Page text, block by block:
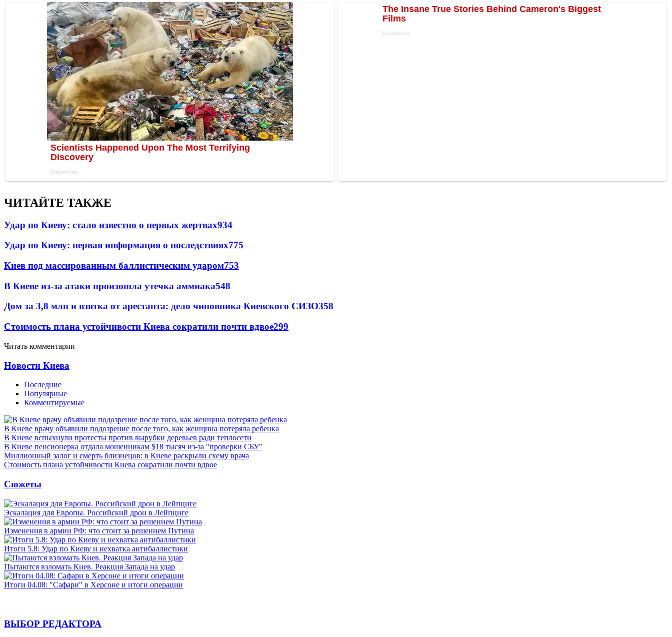
ЧИТАЙТЕ ТАКЖЕ
Удар по Киеву: стало известно о первых жертвах934
Удар по Киеву: первая информация о последствиях775
Киев под массированным баллистическим ударом753
В Киеве из-за атаки произошла утечка аммиака548
Дом за 3,8 млн и взятка от арестанта: дело чиновника Киевского СИЗО358
Стоимость плана устойчивости Киева сократили почти вдвое299
Читать комментарии
Новости Киева
Последние
Популярные
Комментируемые
В Киеве врачу объявили подозрение после того, как женщина потеряла ребенка
В Киеве вспыхнули протесты против вырубки деревьев ради теплосети
В Киеве пенсионерка отдала мошенникам $18 тысяч из-за "проверки СБУ"
Миллионный залог и смерть близнецов: в Киеве раскрыли схему врача
Стоимость плана устойчивости Киева сократили почти вдвое
Сюжеты
Эскалация для Европы. Российский дрон в Лейпциге
Изменения в армии РФ: что стоит за решением Путина
Итоги 5.8: Удар по Киеву и нехватка антибаллистики
Пытаются взломать Киев. Реакция Запада на удар
Итоги 04.08: "Сафари" в Херсоне и итоги операции
ВЫБОР РЕДАКТОРА